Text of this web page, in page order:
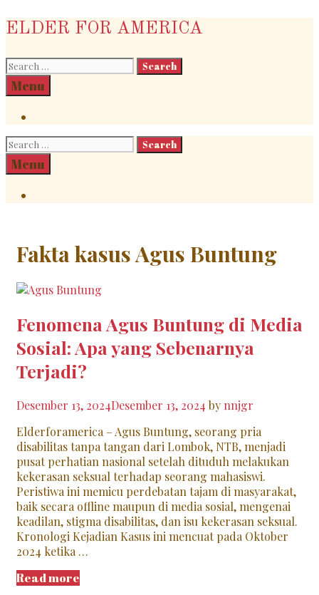
Skip
content
ELDER FOR AMERICA
Search
for:
Search
Menu
Search
for:
Search
Menu
Fakta kasus Agus Buntung
Fenomena Agus Buntung di Media
Sosial: Apa yang Sebenarnya
Terjadi?
Desember 13, 2024Desember 13, 2024 bynnjgr
Elderforamerica – Agus Buntung, seorang pria
disabilitas tanpa tangan dari Lombok, NTB, menjadi
pusat perhatian nasional setelah dituduh melakukan
kekerasan seksual terhadap seorang mahasiswi.
Peristiwa ini memicu perdebatan tajam di masyarakat,
baik secara offline maupun di media sosial, mengenai
keadilan, stigma disabilitas, dan isu kekerasan seksual.
Kronologi Kejadian Kasus ini mencuat pada Oktober
2024 ketika …
Read more